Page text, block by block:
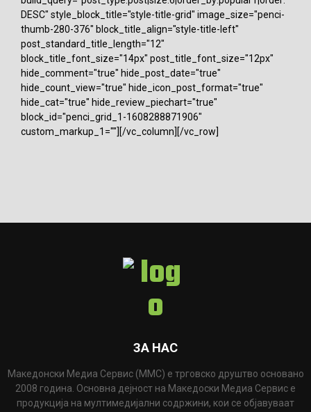
DESC" style_block_title="style-title-grid" image_size="penci-
thumb-280-376" block_title_align="style-title-left"
post_standard_title_length="12"
block_title_font_size="14px" post_title_font_size="12px"
hide_comment="true" hide_post_date="true"
hide_count_view="true" hide_icon_post_format="true"
hide_cat="true" hide_review_piechart="true"
block_id="penci_grid_1-1608288871906"
custom_markup_1=""][/vc_column][/vc_row]
ЗА НАС
Македонски Медиа Сервис (ММС) е трговско друштво основано
2008 година. Основна дејност на Македоски Медиа Сервис е
продукција на мултимедијални содржини, кои се објавуваат